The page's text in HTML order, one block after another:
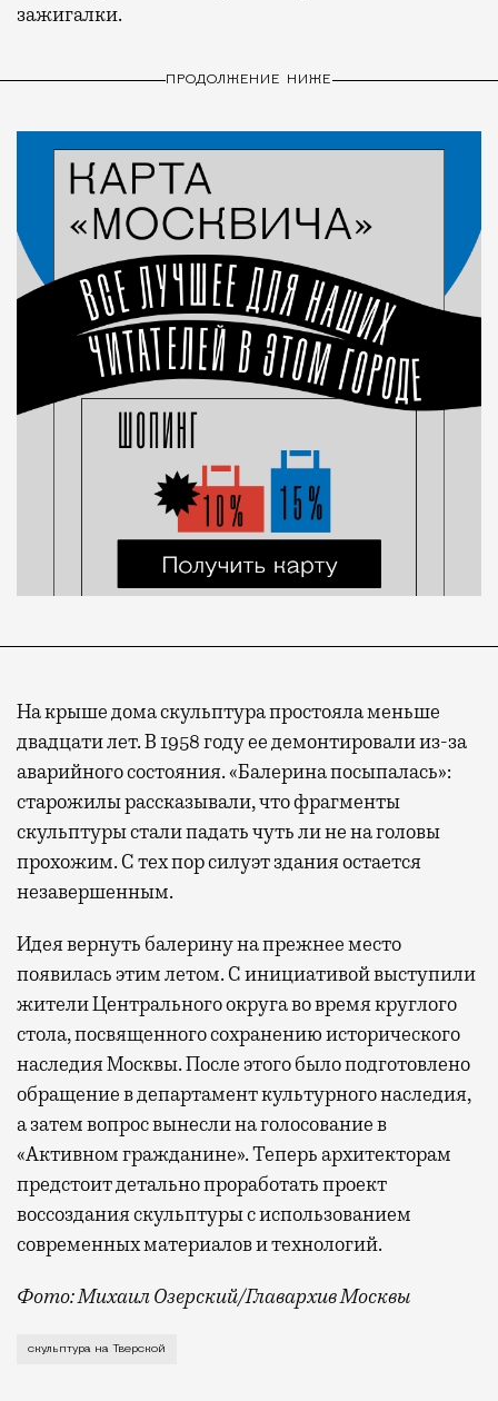
зажигалки.
ПРОДОЛЖЕНИЕ НИЖЕ
На крыше дома скульптура простояла меньше
двадцати лет. В 1958 году ее демонтировали из-за
аварийного состояния. «Балерина посыпалась»:
старожилы рассказывали, что фрагменты
скульптуры стали падать чуть ли не на головы
прохожим. С тех пор силуэт здания остается
незавершенным.
Идея вернуть балерину на прежнее место
появилась этим летом. С инициативой выступили
жители Центрального округа во время круглого
стола, посвященного сохранению исторического
наследия Москвы. После этого было подготовлено
обращение в департамент культурного наследия,
а затем вопрос вынесли на голосование в
«Активном гражданине». Теперь архитекторам
предстоит детально проработать проект
воссоздания скульптуры с использованием
современных материалов и технологий.
Фото: Михаил Озерский/Главархив Москвы
В голосовании на портале «Активный гражданин»
скульптура на Тверской